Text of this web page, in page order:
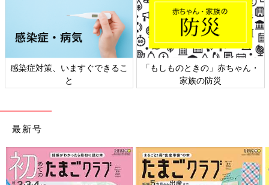
感染症対策、いますぐできるこ
と
「もしものときの」赤ちゃん・
家族の防災
最新号